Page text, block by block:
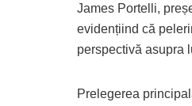
James Portelli,
evidențiind că
perspectivă asupra
Prelegerea